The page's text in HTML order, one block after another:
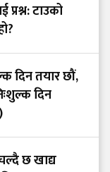
टाउको
दिन तयार छौं,
दिन
छ खाद्य